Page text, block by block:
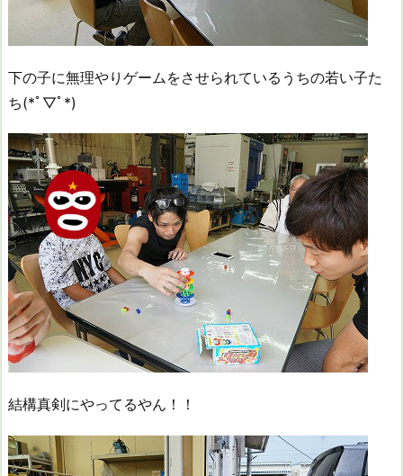
下の子に無理やりゲームをさせられているうちの若い子た
ち(*ﾟ▽ﾟ*)
結構真剣にやってるやん！！